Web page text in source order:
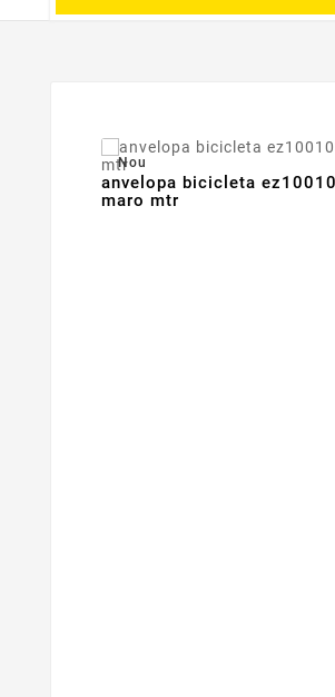
Nou
anvelopa bicicleta
maro mtr